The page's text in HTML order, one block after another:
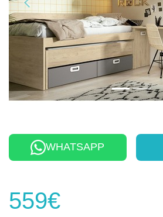
WHATSAPP
559€